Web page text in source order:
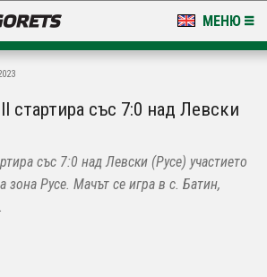
МЕНЮ
стартира със 7:0 над Левски
със 7:0 над Левски (Русе) участието
зона Русе. Мачът се игра в с. Батин,